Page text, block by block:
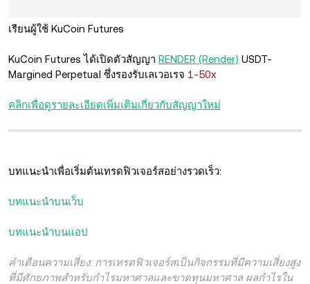
เรียนผู้ใช้ KuCoin Futures
KuCoin Futures ได้เปิดตัวสัญญา RENDER (Render) USDT-
Margined Perpetual ซึ่งรองรับเลเวอเรจ 1-50x
คลิกเพื่อดูรายละเอียดเพิ่มเติมเกี่ยวกับสัญญาใหม่
บทแนะนำเพื่อเริ่มต้นเทรดฟิวเจอร์สอย่างรวดเร็ว:
บทแนะนำบนเว็บ
บทแนะนำบนแอป
คำเตือนความเสี่ยง: การเทรดฟิวเจอร์สเป็นกิจกรรมที่มีความเสี่ยงสูง
ที่มีศักยภาพสำหรับกำไรมหาศาลและขาดทุนมหาศาล ผลกำไรใน